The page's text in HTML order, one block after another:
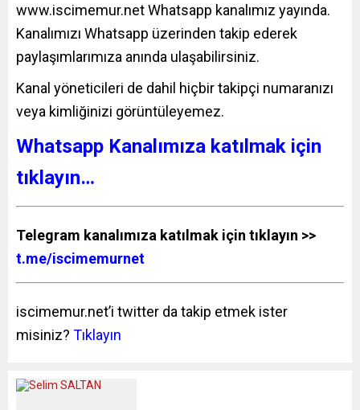
www.iscimemur.netWhatsapp kanalımız yayında.
Kanalımızı Whatsapp üzerinden takip ederek
paylaşımlarımıza anında ulaşabilirsiniz.
Kanal yöneticileri de dahil hiçbir takipçi numaranızı
veya kimliğinizi görüntüleyemez.
Whatsapp Kanalımıza katılmak için
tıklayın…
Telegram kanalımıza katılmak için tıklayın >>
t.me/iscimemurnet
iscimemur.net’i twitter da takip etmek ister
misiniz? Tıklayın